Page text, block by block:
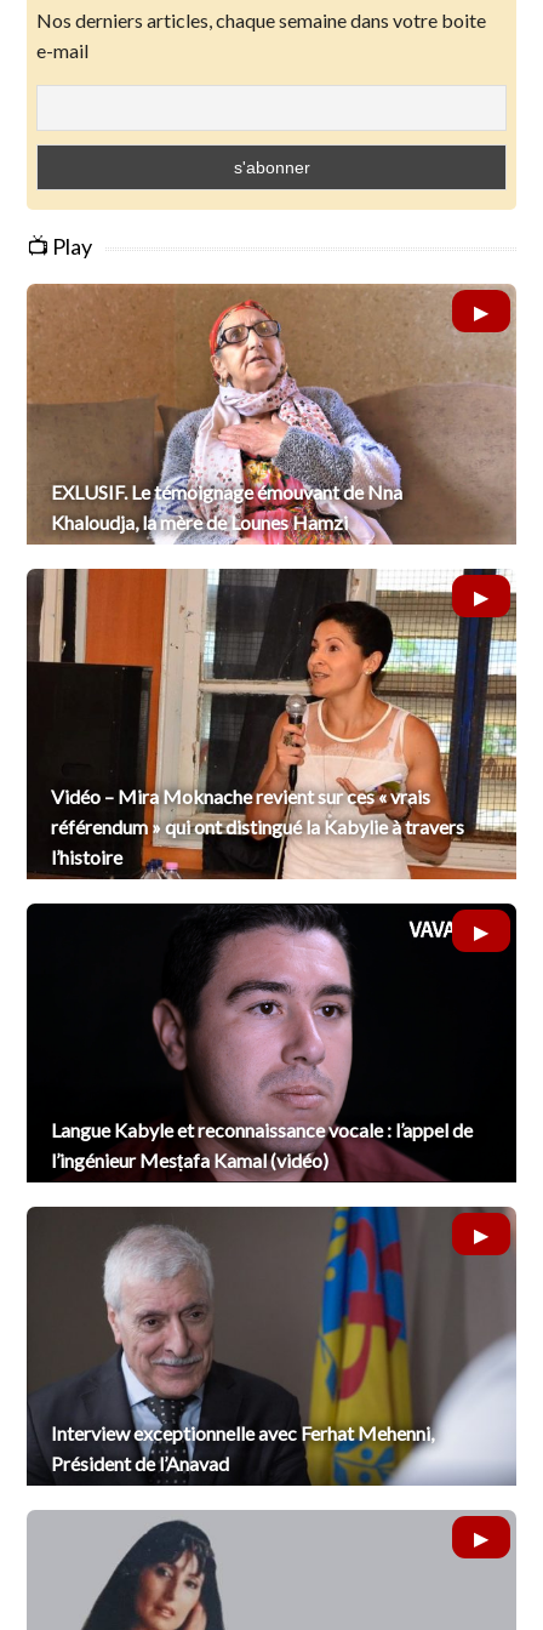
Nos derniers articles, chaque semaine dans votre boite
e-mail
📺 Play
EXLUSIF. Le témoignage émouvant de Nna
Khaloudja, la mère de Lounes Hamzi
Vidéo – Mira Moknache revient sur ces « vrais
référendum » qui ont distingué la Kabylie à travers
l’histoire
Langue Kabyle et reconnaissance vocale : l’appel de
l’ingénieur Mesṭafa Kamal (vidéo)
Interview exceptionnelle avec Ferhat Mehenni,
Président de l’Anavad